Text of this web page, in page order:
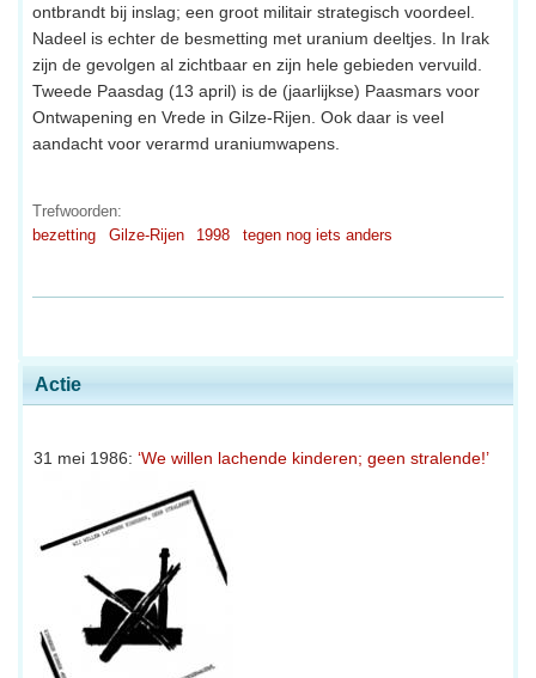
Actie
31 mei 1986: ‘We willen lachende kinderen; geen stralende!’
ontbrandt bij inslag; een groot militair strategisch voordeel.
Nadeel is echter de besmetting met uranium deeltjes. In Irak
zijn de gevolgen al zichtbaar en zijn hele gebieden vervuild.
Tweede Paasdag (13 april) is de (jaarlijkse) Paasmars voor
Ontwapening en Vrede in Gilze-Rijen. Ook daar is veel
aandacht voor verarmd uraniumwapens.
Trefwoorden:
bezetting
Gilze-Rijen 1998 tegen nog iets anders